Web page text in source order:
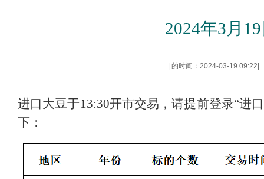
2024年3月
的时间：2024-03-19 09:22
进口大豆于13:30开市交易，请提前登录“进
下：